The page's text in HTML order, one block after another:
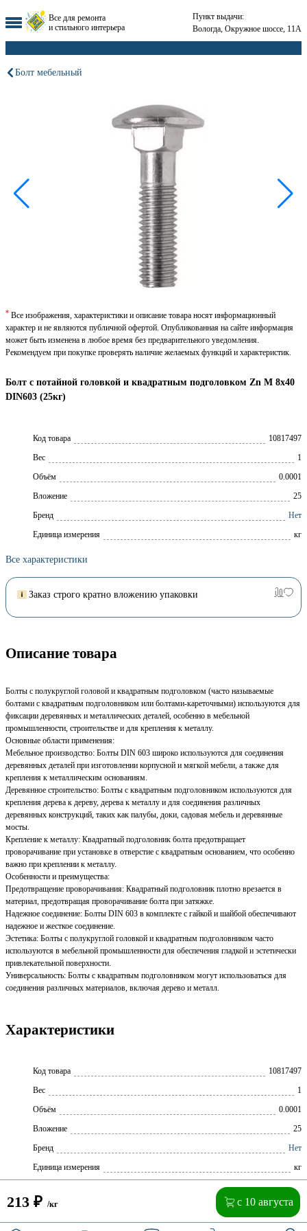
Все для ремонта
и стильного интерьера
Пункт выдачи:
Вологда, Окружное шоссе, 11А
Болт мебельный
Болт с потайной головкой и квадратным подголовком Zn M 8х40
DIN603 (25кг)
Код товара
10817497
Вес
1
Объём
0.0001
Вложение
25
Брeнд
Нет
Единица измерения
кг
Все характеристики
* Все изображения, характеристики и описание товара носят информационный
характер и не являются публичной офертой. Опубликованная на сайте информация
может быть изменена в любое время без предварительного уведомления.
Рекомендуем при покупке проверять наличие желаемых функций и характеристик.
Заказ строго кратно вложению упаковки
Описание товара
Болты с полукруглой головой и квадратным подголовком (часто называемые
болтами с квадратным подголовником или болтами-кареточными) используются для
фиксации деревянных и металлических деталей, особенно в мебельной
промышленности, строительстве и для крепления к металлу.
Основные области применения:
Мебельное производство: Болты DIN 603 широко используются для соединения
деревянных деталей при изготовлении корпусной и мягкой мебели, а также для
крепления к металлическим основаниям.
Деревянное строительство: Болты с квадратным подголовником используются для
крепления дерева к дереву, дерева к металлу и для соединения различных
деревянных конструкций, таких как палубы, доки, садовая мебель и деревянные
мосты.
Крепление к металлу: Квадратный подголовник болта предотвращает
проворачивание при установке в отверстие с квадратным основанием, что особенно
важно при креплении к металлу.
Особенности и преимущества:
Предотвращение проворачивания: Квадратный подголовник плотно врезается в
материал, предотвращая проворачивание болта при затяжке.
Надежное соединение: Болты DIN 603 в комплекте с гайкой и шайбой обеспечивают
надежное и жесткое соединение.
Эстетика: Болты с полукруглой головкой и квадратным подголовником часто
используются в мебельной промышленности для обеспечения гладкой и эстетически
привлекательной поверхности.
Универсальность: Болты с квадратным подголовником могут использоваться для
соединения различных материалов, включая дерево и металл.
Характеристики
Код товара
10817497
Вес
1
Объём
0.0001
Вложение
25
Бренд
Нет
Единица измерения
кг
213 ₽ /кг с 10 августа